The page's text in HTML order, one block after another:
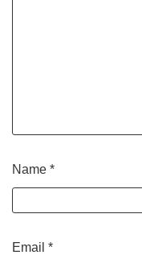
Name *
Email *